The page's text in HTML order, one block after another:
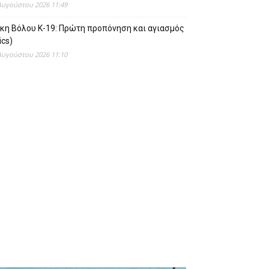
2026 11:49
Βόλου Κ-19: Πρώτη προπόνηση και αγιασμός
2026 11:10